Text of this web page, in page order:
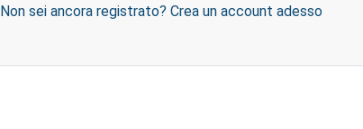
Non sei ancora registrato? Crea un account adesso